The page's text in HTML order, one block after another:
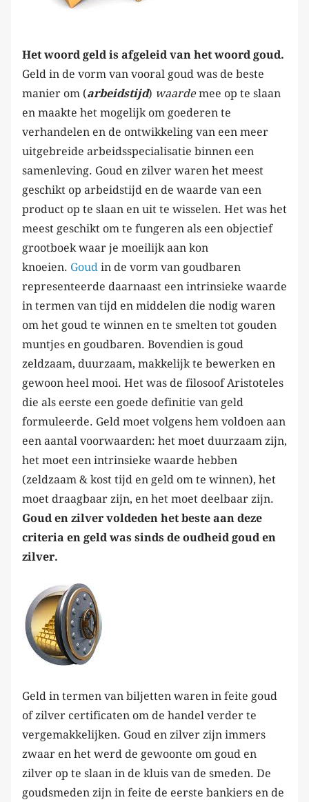
Het woord geld is afgeleid van het woord goud.
Geld in de vorm van vooral goud was de beste
manier om (arbeidstijd) waardemee op te slaan
en maakte het mogelijk om goederen te
verhandelen en de ontwikkeling van een meer
uitgebreide arbeidsspecialisatie binnen een
samenleving. Goud en zilver waren het meest
geschikt op arbeidstijd en de waarde van een
product op te slaan en uit te wisselen. Het was het
meest geschikt om te fungeren als een objectief
grootboek waar je moeilijk aan kon
knoeien. Goud in de vorm van goudbaren
representeerde daarnaast een intrinsieke waarde
in termen van tijd en middelen die nodig waren
om het goud te winnen en te smelten tot gouden
muntjes en goudbaren. Bovendien is goud
zeldzaam, duurzaam, makkelijk te bewerken en
gewoon heel mooi. Het was de filosoof Aristoteles
die als eerste een goede definitie van geld
formuleerde. Geld moet volgens hem voldoen aan
een aantal voorwaarden: het moet duurzaam zijn,
het moet een intrinsieke waarde hebben
(zeldzaam & kost tijd en geld om te winnen), het
moet draagbaar zijn, en het moet deelbaar zijn.
Goud en zilver voldeden het beste aan deze
criteria en geld was sinds de oudheid goud en
zilver.
Geld in termen van biljetten waren in feite goud
of zilver certificaten om de handel verder te
vergemakkelijken. Goud en zilver zijn immers
zwaar en het werd de gewoonte om goud en
zilver op te slaan in de kluis van de smeden. De
goudsmeden zijn in feite de eerste bankiers en de